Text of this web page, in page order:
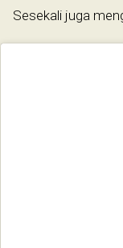
Sesekali juga